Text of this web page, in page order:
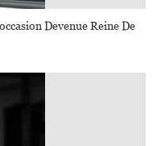
Devenue Reine De